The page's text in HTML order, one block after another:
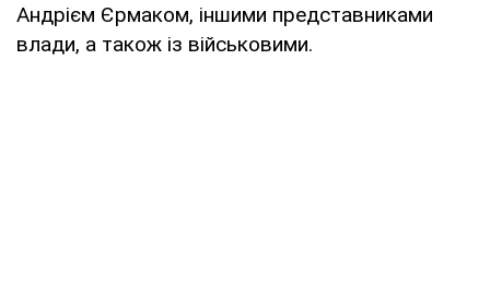
Андрієм Єрмаком, іншими представниками
влади, а також із військовими.